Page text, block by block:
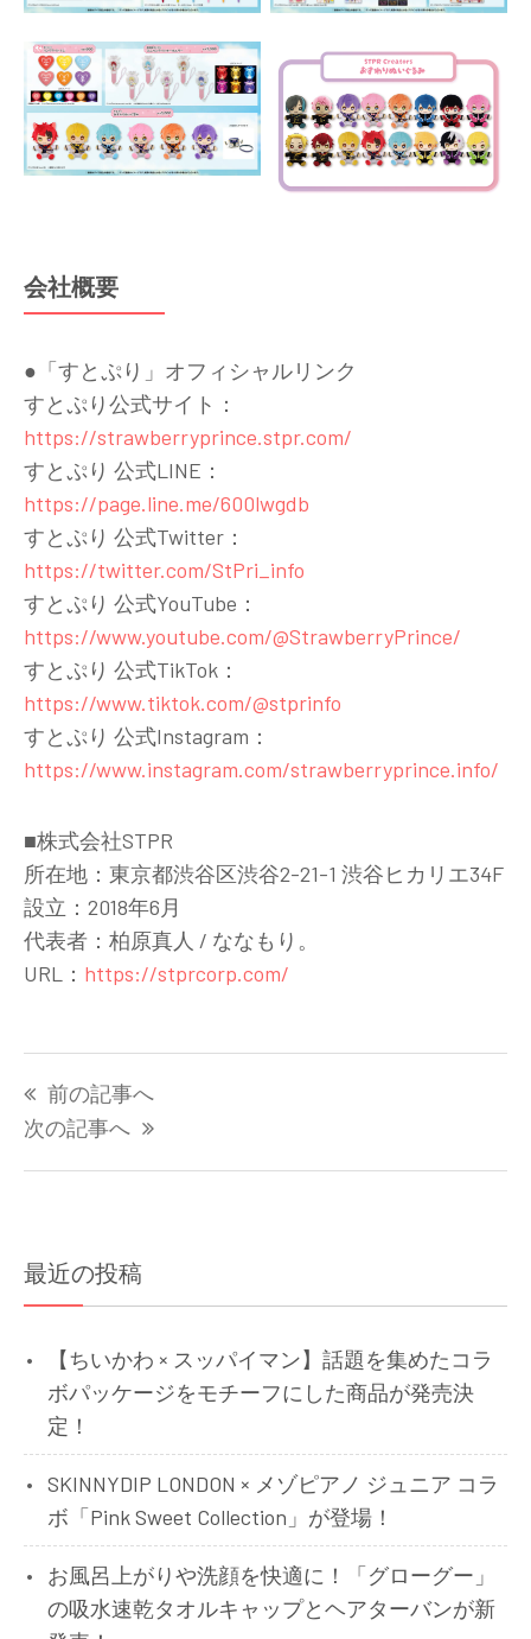
会社概要
●「すとぷり」オフィシャルリンク
すとぷり公式サイト：
https://strawberryprince.stpr.com/
すとぷり 公式LINE：
https://page.line.me/600lwgdb
すとぷり 公式Twitter：
https://twitter.com/StPri_info
すとぷり 公式YouTube：
https://www.youtube.com/@StrawberryPrince/
すとぷり 公式TikTok：
https://www.tiktok.com/@stprinfo
すとぷり 公式Instagram：
https://www.instagram.com/strawberryprince.info/
■株式会社STPR
所在地：東京都渋谷区渋谷2-21-1 渋谷ヒカリエ34F
設立：2018年6月
代表者：柏原真人 / ななもり。
URL： https://stprcorp.com/
稿
ナ
ョ
ン
前の記事へ
次の記事へ
最近の投稿
【ちいかわ × スッパイマン】話題を集めたコラ
ボパッケージをモチーフにした商品が発売決
定！
SKINNYDIP LONDON × メゾピアノ ジュニア コラ
ボ「Pink Sweet Collection」が登場！
お風呂上がりや洗顔を快適に！「グローグー」
の吸水速乾タオルキャップとヘアターバンが新